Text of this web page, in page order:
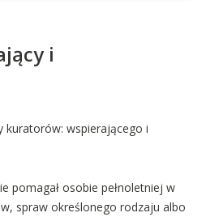
i
kuratorów: wspierającego i
pomagał osobie pełnoletniej w
spraw określonego rodzaju albo